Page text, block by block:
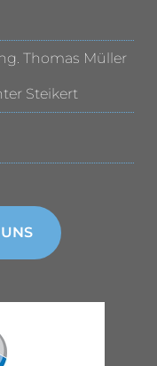
Thomas Müller
Steikert